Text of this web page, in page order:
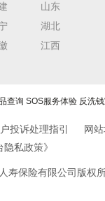
山东
湖北
江西
查询 SOS服务体验 反洗
投诉处理指引
网
私政策》
寿保险有限公司版权